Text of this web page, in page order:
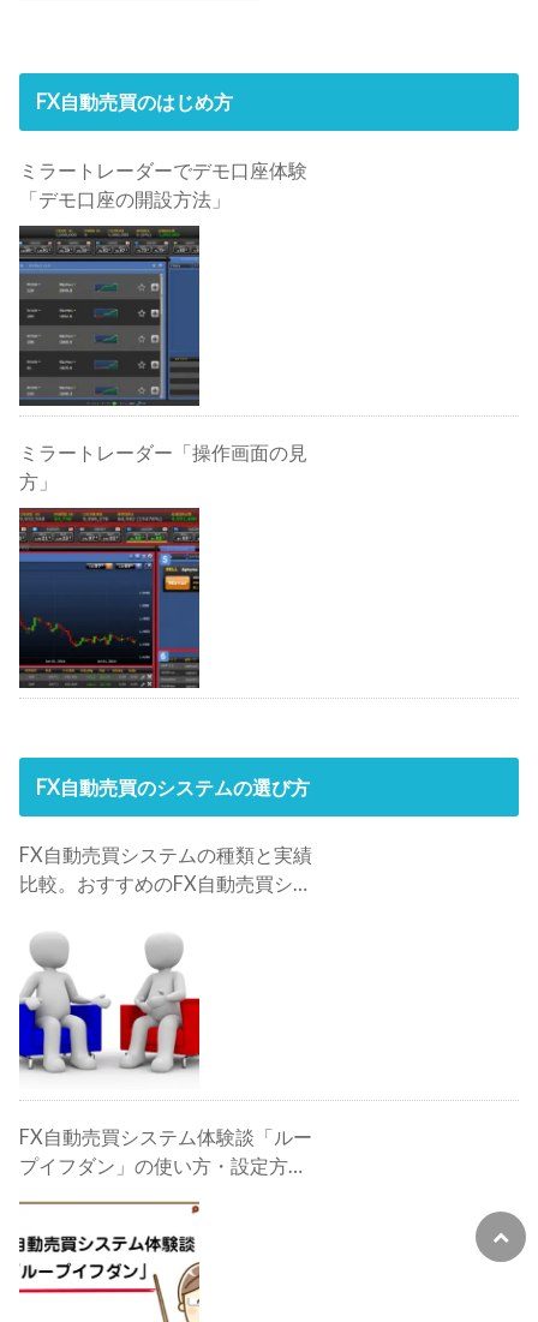
FX自動売買のはじめ方
ミラートレーダーでデモ口座体験
「デモ口座の開設方法」
ミラートレーダー「操作画面の見
方」
FX自動売買のシステムの選び方
FX自動売買システムの種類と実績
比較。おすすめのFX自動売買シス
FX自動売買システム体験談「ルー
プイフダン」の使い方・設定方
法・検証・評判・攻略法